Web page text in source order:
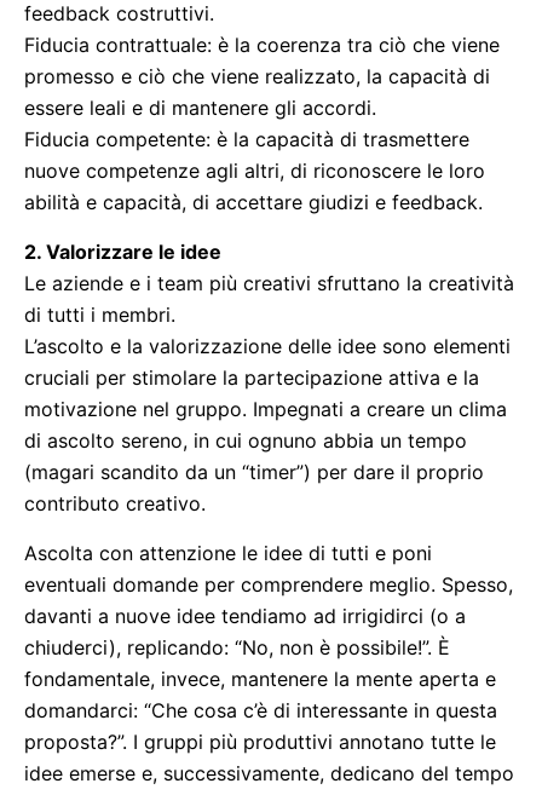
feedback costruttivi.
Fiducia contrattuale: è la coerenza tra ciò che viene
promesso e ciò che viene realizzato, la capacità di
essere leali e di mantenere gli accordi.
Fiducia competente: è la capacità di trasmettere
nuove competenze agli altri, di riconoscere le loro
abilità e capacità, di accettare giudizi e feedback.
2. Valorizzare le idee
Le aziende e i team più creativi sfruttano la creatività
di tutti i membri.
L’ascolto e la valorizzazione delle idee sono elementi
cruciali per stimolare la partecipazione attiva e la
motivazione nel gruppo. Impegnati a creare un clima
di ascolto sereno, in cui ognuno abbia un tempo
(magari scandito da un “timer”) per dare il proprio
contributo creativo.
Ascolta con attenzione le idee di tutti e poni
eventuali domande per comprendere meglio. Spesso,
davanti a nuove idee tendiamo ad irrigidirci (o a
chiuderci), replicando: “No, non è possibile!”. È
fondamentale, invece, mantenere la mente aperta e
domandarci: “Che cosa c’è di interessante in questa
proposta?”. I gruppi più produttivi annotano tutte le
idee emerse e, successivamente, dedicano del tempo